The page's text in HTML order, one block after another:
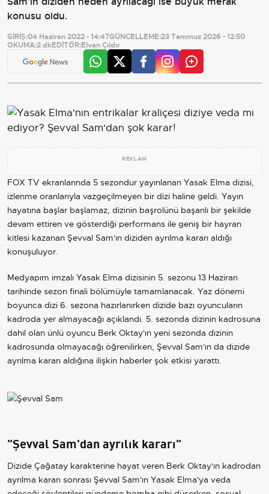
konusu oldu.
GİRİŞ:04 Haziran 2022 - 14:47GÜNCELLEME:23 Temmuz 2026 - 12:50
OKUMA:2 dkEDİTÖR:Elvan Çıldır
REKLAM
FOX TV ekranlarında 5 sezondur yayınlanan Yasak Elma dizisi,
izlenme oranlarıyla vazgeçilmeyen bir dizi haline geldi. Yayın
hayatına başlar başlamaz, dizinin başrolünü başarılı bir şekilde
devam ettiren ve gösterdiği performans ile geniş bir hayran
kitlesi kazanan Şevval Sam'ın diziden ayrılma kararı aldığı
konuşuluyor.
Medyapım imzalı Yasak Elma dizisinin 5. sezonu 13 Haziran
tarihinde sezon finali bölümüyle tamamlanacak. Yaz dönemi
boyunca dizi 6. sezona hazırlanırken dizide bazı oyuncuların
kadroda yer almayacağı açıklandı. 5. sezonda dizinin kadrosuna
dahil olan ünlü oyuncu Berk Oktay'ın yeni sezonda dizinin
kadrosunda olmayacağı öğrenilirken, Şevval Sam'ın da dizide
ayrılma kararı aldığına ilişkin haberler şok etkisi yarattı.
"Şevval Sam'dan ayrılık kararı"
Dizide Çağatay karakterine hayat veren Berk Oktay'ın kadrodan
ayrılma kararı sonrası Şevval Sam'ın Yasak Elma'ya veda